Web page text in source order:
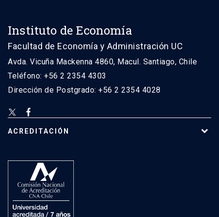
Instituto de Economía
Facultad de Economía y Administración UC
Avda. Vicuña Mackenna 4860, Macul. Santiago, Chile
Teléfono: +56 2 2354 4303
Dirección de Postgrado: +56 2 2354 4028
ACREDITACIÓN